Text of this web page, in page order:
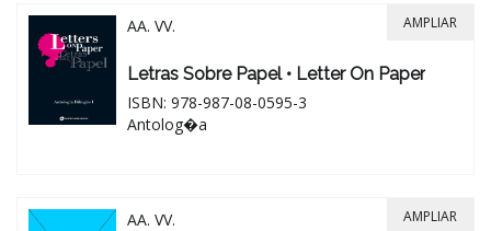
AA. VV.
Letras Sobre Papel • Letter On Paper
ISBN: 978-987-08-0595-3
Antolog�a
AMPLIAR
AA. VV. AMPLIAR